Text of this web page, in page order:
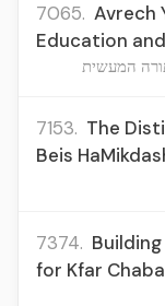
7065. Avrech
Education
המעשית
7153. The
Beis
7374.
for Kfar